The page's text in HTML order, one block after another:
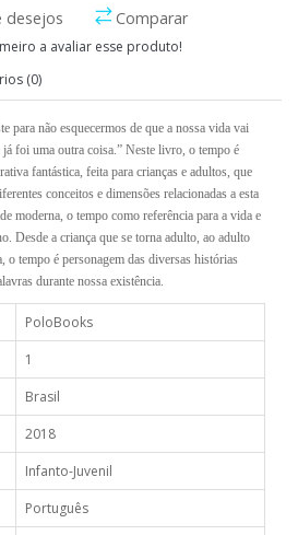
desejos Comparar
a avaliar esse produto!
(0)
para não esquecermos de que a nossa vida vai
foi uma outra coisa.” Neste livro, o tempo é
fantástica, feita para crianças e adultos, que
conceitos e dimensões relacionadas a esta
moderna, o tempo como referência para a vida e
Desde a criança que se torna adulto, ao adulto
o tempo é personagem das diversas histórias
durante nossa existência.
PoloBooks
1
Brasil
2018
Infanto-Juvenil
Português